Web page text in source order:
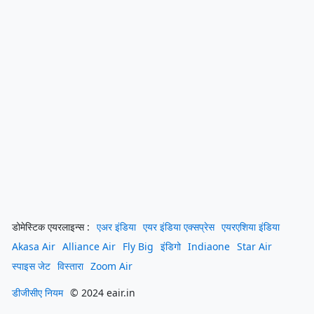
डोमेस्टिक एयरलाइन्स : एअर इंडिया एयर इंडिया एक्सप्रेस एयरएशिया इंडिया
Akasa Air Alliance Air Fly Big इंडिगो Indiaone Star Air
स्पाइस जेट विस्तारा Zoom Air
डीजीसीए नियम © 2024 eair.in